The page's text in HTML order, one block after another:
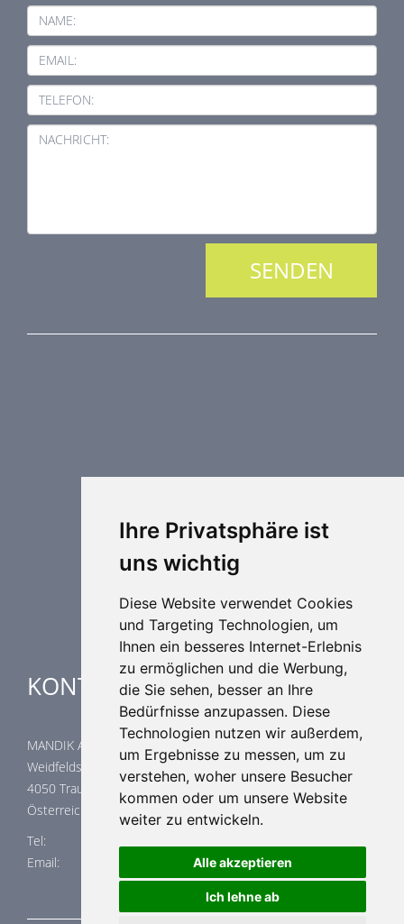
Ihre Privatsphäre ist
uns wichtig
Diese Website verwendet Cookies
und Targeting Technologien, um
Ihnen ein besseres Internet-Erlebnis
zu ermöglichen und die Werbung,
die Sie sehen, besser an Ihre
Bedürfnisse anzupassen. Diese
Technologien nutzen wir außerdem,
um Ergebnisse zu messen, um zu
verstehen, woher unsere Besucher
kommen oder um unsere Website
weiter zu entwickeln.
Alle akzeptieren
Ich lehne ab
NAME:
EMAIL:
TELEFON:
NACHRICHT:
Regelungstechnik
Weitere Elemente Lufttechnik
Industrielle heizung und kühlung
KONTAKTE
MANDIK Austria GmbH
Weidfeldstraße 117/1/14
4050 Traun
Österreich
Tel: +43 664 22 32 023
Email: office@mandik.at